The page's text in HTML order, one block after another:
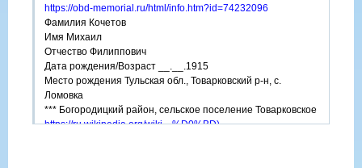
https://obd-memorial.ru/html/info.htm?id=74232096
Фамилия Кочетов
Имя Михаил
Отчество Филиппович
Дата рождения/Возраст __.__.1915
Место рождения Тульская обл., Товарковский р-н, с.
Ломовка
*** Богородицкий район, сельское поселение Товарковское
https://ru.wikipedia.org/wiki....%D0%BD)